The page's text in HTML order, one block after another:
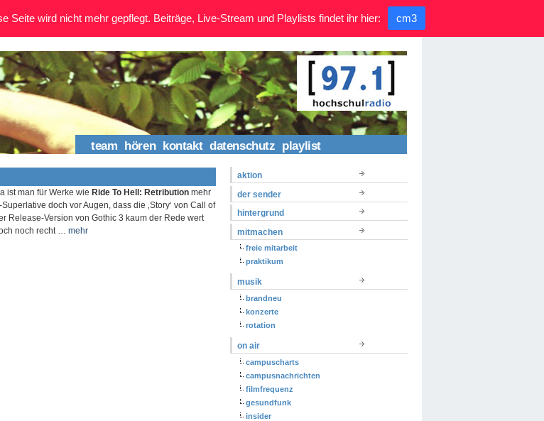
team hören kontakt datenschutz playlist
ist man für Werke wie Ride To Hell: Retribution mehr
doch vor Augen, dass die ‚Story‘ von Call of
Release-Version von Gothic 3 kaum der Rede wert
noch recht … mehr
aktion
der sender
hintergrund
mitmachen
freie mitarbeit
praktikum
musik
brandneu
konzerte
rotation
on air
campuscharts
campusnachrichten
filmfrequenz
gesundfunk
insider
Seite wird nicht mehr gepflegt. Beiträge, Live-Stream und Playlists findet ihr hier: cm3